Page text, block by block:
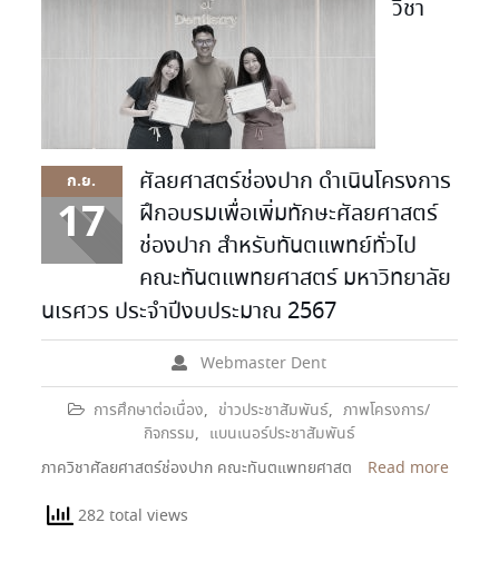
ก.ย.
17
วิชา
ศัลยศาสตร์ช่องปาก ดำเนินโครงการ
ฝึกอบรมเพื่อเพิ่มทักษะศัลยศาสตร์
ช่องปาก สำหรับทันตแพทย์ทั่วไป
คณะทันตแพทยศาสตร์ มหาวิทยาลัย
นเรศวร ประจำปีงบประมาณ 2567
Webmaster Dent
การศึกษาต่อเนื่อง, ข่าวประชาสัมพันธ์, ภาพโครงการ/
กิจกรรม, แบนเนอร์ประชาสัมพันธ์
ภาควิชาศัลยศาสตร์ช่องปาก คณะทันตแพทยศาสต
Read more
282 total views